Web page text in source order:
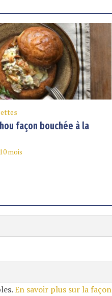
façon bouchée à la
mois
En savoir plus sur la